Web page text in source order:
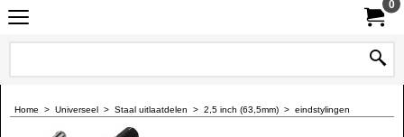
0
Home > Universeel > Staal uitlaatdelen > 2,5 inch (63,5mm) > eindstylingen